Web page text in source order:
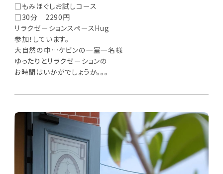
□もみほぐしお試しコース
□30分 2290円
リラクゼーションスペースHug
参加！しています。
大自然の中…ケビンの一室一名様
ゆったりとリラクゼーションの
お時間はいかがでしょうか。。。